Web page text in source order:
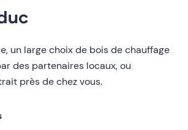
un large choix de bois de chauffage
des partenaires locaux, ou
près de chez vous.